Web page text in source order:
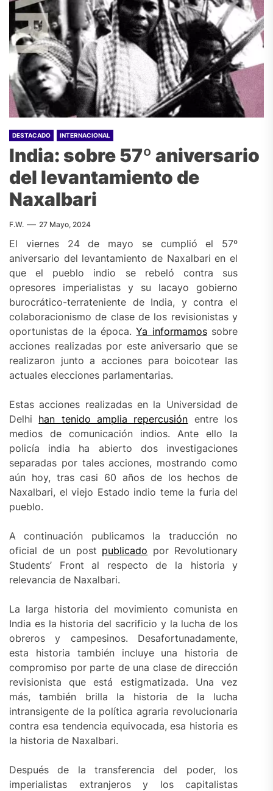
DESTACADO INTERNACIONAL
India: sobre 57º aniversario
del levantamiento de
Naxalbari
F.W. 27 Mayo, 2024
El viernes 24 de mayo se cumplió el 57º
aniversario del levantamiento de Naxalbari en el
que el pueblo indio se rebeló contra sus
opresores imperialistas y su lacayo gobierno
burocrático-terrateniente de India, y contra el
colaboracionismo de clase de los revisionistas y
oportunistas de la época.Ya informamossobre
acciones realizadas por este aniversario que se
realizaron junto a acciones para boicotear las
actuales elecciones parlamentarias.
Estas acciones realizadas en la Universidad de
Delhi han tenido amplia repercusión entre los
medios de comunicación indios. Ante ello la
policía india ha abierto dos investigaciones
separadas por tales acciones, mostrando como
aún hoy, tras casi 60 años de los hechos de
Naxalbari, el viejo Estado indio teme la furia del
pueblo.
A continuación publicamos la traducción no
oficial de un post publicado por Revolutionary
Students’ Front al respecto de la historia y
relevancia de Naxalbari.
La larga historia del movimiento comunista en
India es la historia del sacrificio y la lucha de los
obreros y campesinos. Desafortunadamente,
esta historia también incluye una historia de
compromiso por parte de una clase de dirección
revisionista que está estigmatizada. Una vez
más, también brilla la historia de la lucha
intransigente de la política agraria revolucionaria
contra esa tendencia equivocada, esa historia es
la historia de Naxalbari.
Después de la transferencia del poder, los
imperialistas extranjeros y los capitalistas